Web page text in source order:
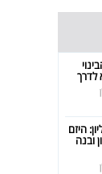
לדרך
ל-100 מיליון: היזם
ובנה